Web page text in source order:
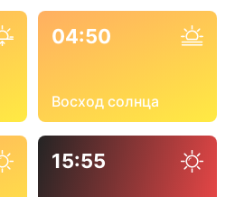
04:50
Восход солнца
15:55